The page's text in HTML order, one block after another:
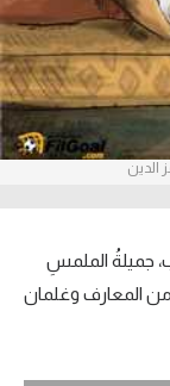
الدين
جميلةُ الملمسِ
المعارف وغلمان